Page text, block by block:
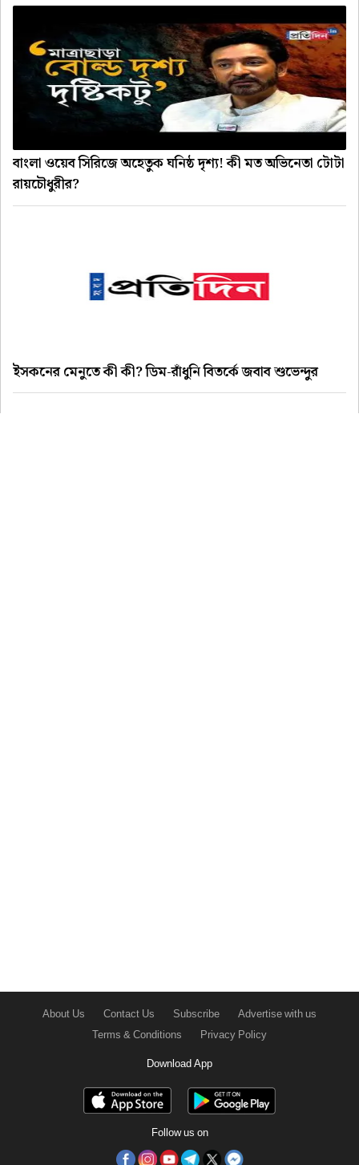
বাংলা ওয়েব সিরিজে অহেতুক ঘনিষ্ঠ দৃশ্য! কী মত অভিনেতা টোটা
রায়চৌধুরীর?
ইসকনের মেনুতে কী কী? ডিম-রাঁধুনি বিতর্কে জবাব শুভেন্দুর
About Us Contact Us Subscribe
Advertise with us
Terms & Conditions
Privacy Policy
Download App
Follow us on